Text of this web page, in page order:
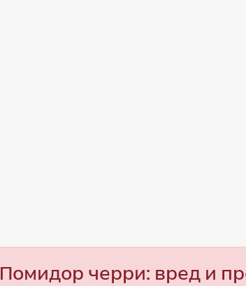
Помидор черри: вред и